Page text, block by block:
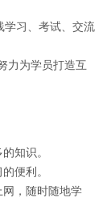
学习、考试、交流
力为学员打造互
知识。
便利。
，随时随地学